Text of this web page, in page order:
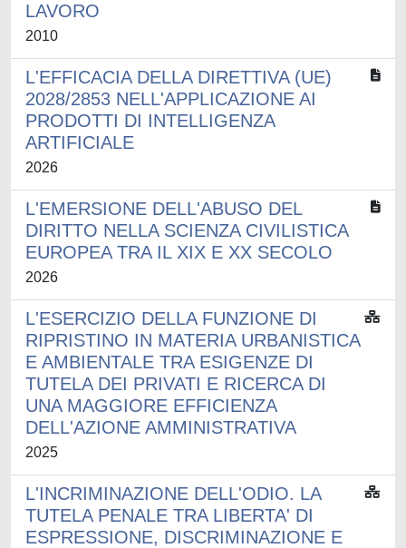
LAVORO
2010
L'EFFICACIA DELLA DIRETTIVA (UE)
2028/2853 NELL'APPLICAZIONE AI
PRODOTTI DI INTELLIGENZA
ARTIFICIALE
2026
L'EMERSIONE DELL'ABUSO DEL
DIRITTO NELLA SCIENZA CIVILISTICA
EUROPEA TRA IL XIX E XX SECOLO
2026
L'ESERCIZIO DELLA FUNZIONE DI
RIPRISTINO IN MATERIA URBANISTICA
E AMBIENTALE TRA ESIGENZE DI
TUTELA DEI PRIVATI E RICERCA DI
UNA MAGGIORE EFFICIENZA
DELL'AZIONE AMMINISTRATIVA
2025
L'INCRIMINAZIONE DELL'ODIO. LA
TUTELA PENALE TRA LIBERTA' DI
ESPRESSIONE, DISCRIMINAZIONE E